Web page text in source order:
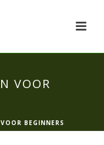
VOOR
BEGINNERS